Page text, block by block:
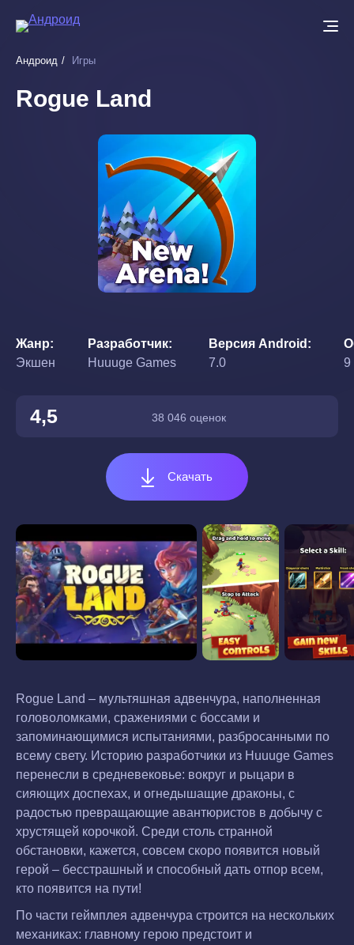
основному
Андроид Игры
Rogue Land
Жанр
Экшен
Разработчик
Huuuge Games
Версия Android
7.0
9
4,5 38 046 оценок
Скачать
Rogue Land – мультяшная адвенчура, наполненная
головоломками, сражениями с боссами и
запоминающимися испытаниями, разбросанными по
всему свету. Историю разработчики из Huuuge Games
перенесли в средневековье: вокруг и рыцари в
сияющих доспехах, и огнедышащие драконы, с
радостью превращающие авантюристов в добычу с
хрустящей корочкой. Среди столь странной
обстановки, кажется, совсем скоро появится новый
герой – бесстрашный и способный дать отпор всем,
кто появится на пути!
По части геймплея адвенчура строится на нескольких
механиках: главному герою предстоит и